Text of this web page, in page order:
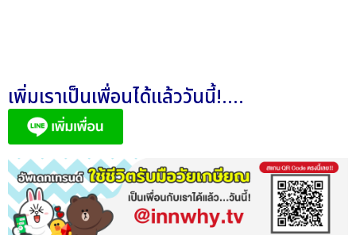
เพิ่มเราเป็นเพื่อนได้แล้ววันนี้!....